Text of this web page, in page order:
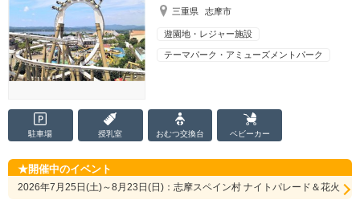
三重県 志摩市
遊園地・レジャー施設
テーマパーク・アミューズメントパーク
駐車場 授乳室 おむつ交換台 ベビーカー
開催中のイベント
2026年7月25日(土)～8月23日(日)：志摩スペイン村 ナイトパレード＆花火